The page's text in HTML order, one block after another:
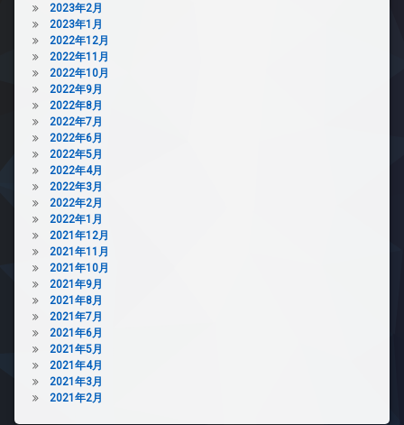
2023年2月
2023年1月
2022年12月
2022年11月
2022年10月
2022年9月
2022年8月
2022年7月
2022年6月
2022年5月
2022年4月
2022年3月
2022年2月
2022年1月
2021年12月
2021年11月
2021年10月
2021年9月
2021年8月
2021年7月
2021年6月
2021年5月
2021年4月
2021年3月
2021年2月